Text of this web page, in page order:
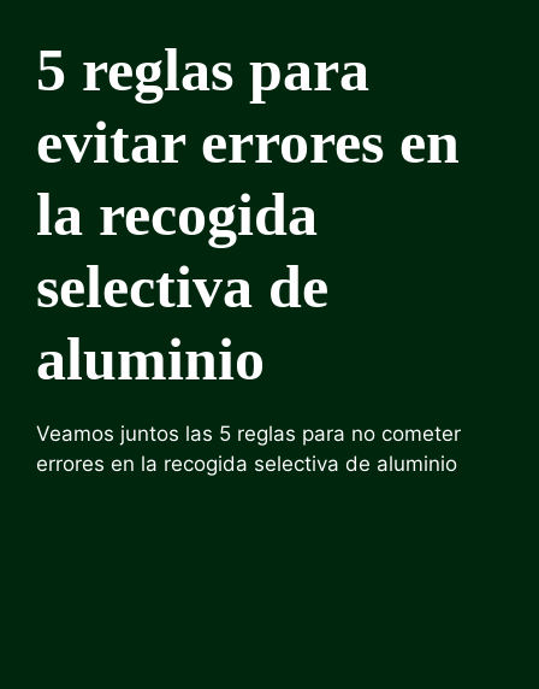
5 reglas para
evitar errores en
la recogida
selectiva de
aluminio
Veamos juntos las 5 reglas para no cometer
errores en la recogida selectiva de aluminio